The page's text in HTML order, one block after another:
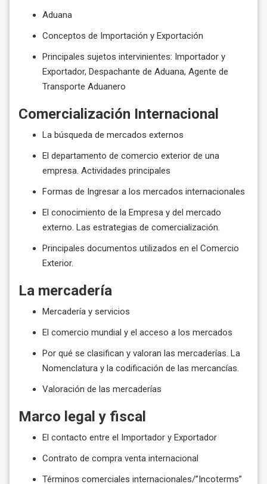
Aduana
Conceptos de Importación y Exportación
Principales sujetos intervinientes: Importador y
Exportador, Despachante de Aduana, Agente de
Transporte Aduanero
Comercialización Internacional
La búsqueda de mercados externos
El departamento de comercio exterior de una
empresa. Actividades principales
Formas de Ingresar a los mercados internacionales
El conocimiento de la Empresa y del mercado
externo. Las estrategias de comercialización.
Principales documentos utilizados en el Comercio
Exterior.
La mercadería
Mercadería y servicios
El comercio mundial y el acceso a los mercados
Por qué se clasifican y valoran las mercaderías. La
Nomenclatura y la codificación de las mercancías.
Valoración de las mercaderías
Marco legal y fiscal
El contacto entre el Importador y Exportador
Contrato de compra venta internacional
Términos comerciales internacionales/”Incoterms”